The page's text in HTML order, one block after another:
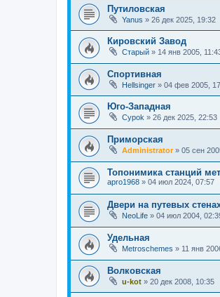
Путиловская
Yanus » 26 дек 2025, 19:32
Кировский Завод
Старый » 14 янв 2005,
Спортивная
Hellsinger » 04 фев 2005,
Юго-Западная
Cypok » 26 дек 2025, 22:53
Приморская
Administrator» 05 сен
Топонимика станций
apro1968 » 04 июл 2024, 07:57
Двери на путевых
NeoLife » 04 июл 2004,
Удельная
Metroschemes » 11 янв
Волковская
u-kot » 20 дек 2008, 10:35